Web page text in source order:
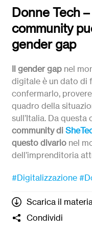
Donne Tech
community
gender gap
Il gender gap nel
digitale è un dato di
confermarlo,
quadro della
sull’Italia. Da questa
community di
questo divario nel
dell’imprenditoria
community è un
quelli diEugenia
tech e del digitale,
raccontare la loro
#Digitalizzazione
Scarica il
Condividi